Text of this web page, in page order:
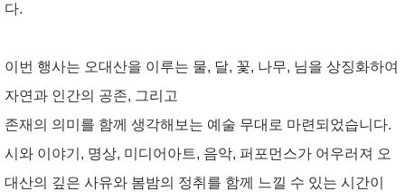
다.
이번 행사는 오대산을 이루는 물, 달, 꽃, 나무, 님을 상징화하여
자연과 인간의 공존, 그리고
존재의 의미를 함께 생각해보는 예술 무대로 마련되었습니다.
시와 이야기, 명상, 미디어아트, 음악, 퍼포먼스가 어우러져 오
대산의 깊은 사유와 봄밤의 정취를 함께 느낄 수 있는 시간이